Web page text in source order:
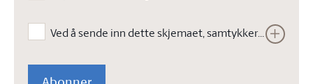
Ved å sende inn dette skjemaet, samtykker jeg i at Stortinget kan lagre opplysningene jeg har gitt i skjemaet. Opplysningene vil ikke bli brukt til annet enn å kunne gjennomføre den bestilte tjenesten. Les vår